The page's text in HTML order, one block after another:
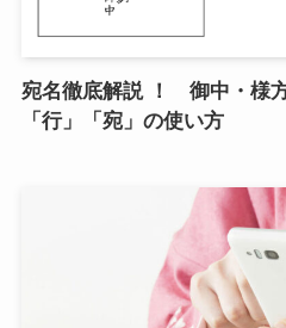
宛名徹底解説 ！ 御中・様
「行」「宛」の使い方